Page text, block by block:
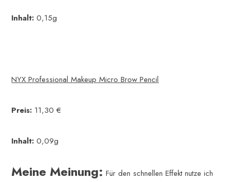
Inhalt: 0,15g
NYX Professional Makeup Micro Brow Pencil
Preis: 11,30 €
Inhalt: 0,09g
Meine Meinung: Für den schnellen Effekt nutze ich